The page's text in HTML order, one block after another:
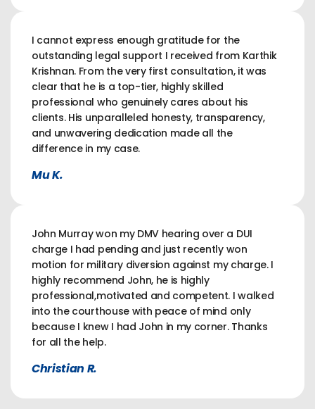
I cannot express enough gratitude for the
outstanding legal support I received from Karthik
Krishnan. From the very first consultation, it was
clear that he is a top-tier, highly skilled
professional who genuinely cares about his
clients. His unparalleled honesty, transparency,
and unwavering dedication made all the
difference in my case.
Mu K.
John Murray won my DMV hearing over a DUI
charge I had pending and just recently won
motion for military diversion against my charge. I
highly recommend John, he is highly
professional,motivated and competent. I walked
into the courthouse with peace of mind only
because I knew I had John in my corner. Thanks
for all the help.
Christian R.